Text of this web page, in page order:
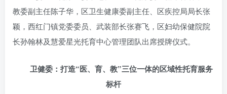
教委副主任陈子华，区卫生健康委副主任、区疾控局局长张
颖，西红门镇党委委员、武装部长张赛飞，区妇幼保健院院
长孙翰林及慧爱星光托育中心管理团队出席授牌仪式。
卫健委：打造“医、育、教”三位一体的区域性托育服务
标杆